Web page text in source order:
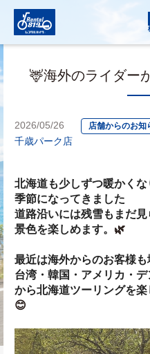
🦌海外のライダー
2026/05/26 店舗からのお知
千歳パーク店
北海道も少しずつ暖かく
季節になってきました
道路沿いには残雪もまだ
景色を楽しめます。 🌿
最近は海外からのお客様も
台湾・韓国・アメリカ・
から北海道ツーリングを
😊